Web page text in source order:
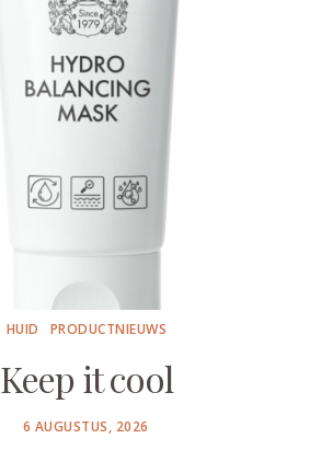
HUID PRODUCTNIEUWS
Keep it cool
POSTED
6 AUGUSTUS, 2026